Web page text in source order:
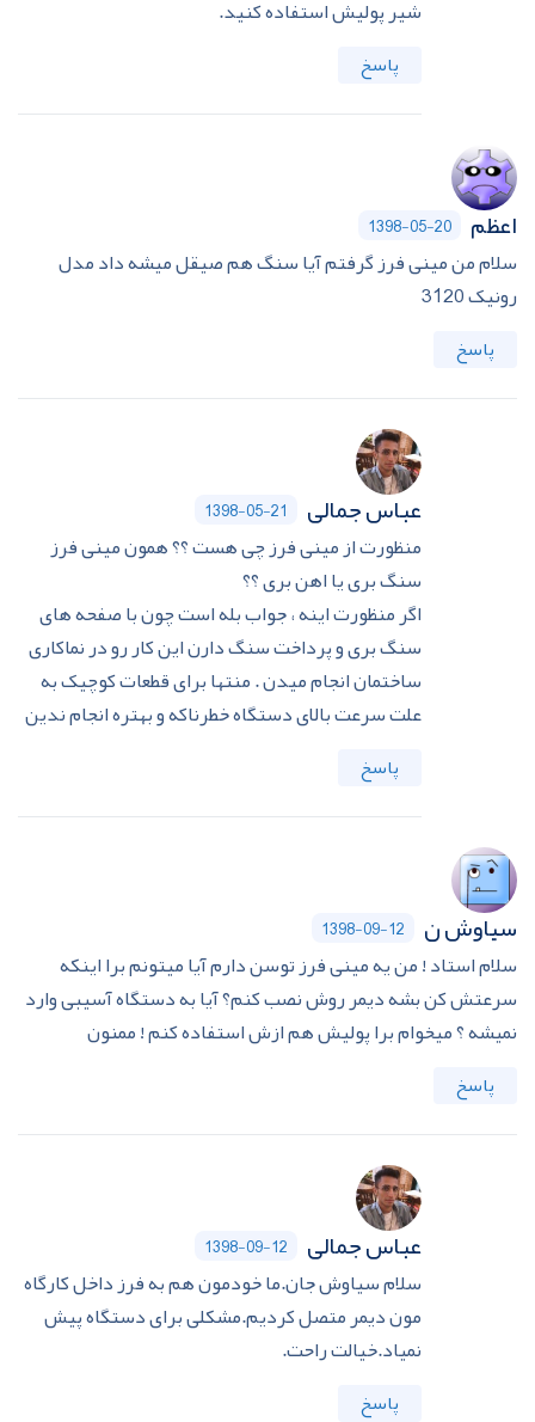
شیر پولیش استفاده کنید.
پاسخ
اعظم 1398-05-20
سلام من مینی فرز گرفتم آیا سنگ هم صیقل میشه داد مدل
رونیک 3120
پاسخ
عباس جمالی 1398-05-21
منظورت از مینی فرز چی هست ؟؟ همون مینی فرز
سنگ‌ بری یا اهن بری ؟؟
اگر منظورت اینه ، جواب بله است چون با صفحه های
سنگ‌ بری و پرداخت سنگ دارن این کار رو در نماکاری
ساختمان انجام میدن . منتها برای قطعات کوچیک به
علت سرعت بالای دستگاه خطرناکه و بهتره انجام ندین
پاسخ
سیاوش ن 1398-09-12
سلام استاد ! من یه مینی فرز توسن دارم آیا میتونم برا اینکه
سرعتش کن بشه دیمر روش نصب کنم؟ آیا به دستگاه آسیبی وارد
نمیشه ؟ میخوام برا پولیش هم ازش استفاده کنم ! ممنون
پاسخ
عباس جمالی 1398-09-12
سلام سیاوش جان.ما خودمون هم به فرز داخل کارگاه
مون دیمر متصل کردیم.مشکلی برای دستگاه پیش
نمیاد.خیالت راحت.
پاسخ